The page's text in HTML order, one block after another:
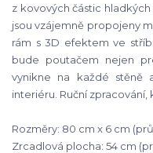
z kovových částic
jsou vzájemně propojeny
rám s 3D efektem ve
bude poutačem nejen
vynikne na každé stěně
interiéru. Ruční zpracování,
Rozměry: 80 cm x 6 cm
Zrcadlová plocha: 54 cm